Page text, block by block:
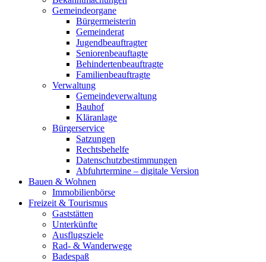
Gemeindeorgane
Bürgermeisterin
Gemeinderat
Jugendbeauftragter
Seniorenbeauftagte
Behindertenbeauftragte
Familienbeauftragte
Verwaltung
Gemeindeverwaltung
Bauhof
Kläranlage
Bürgerservice
Satzungen
Rechtsbehelfe
Datenschutzbestimmungen
Abfuhrtermine – digitale Version
Bauen & Wohnen
Immobilienbörse
Freizeit & Tourismus
Gaststätten
Unterkünfte
Ausflugsziele
Rad- & Wanderwege
Badespaß